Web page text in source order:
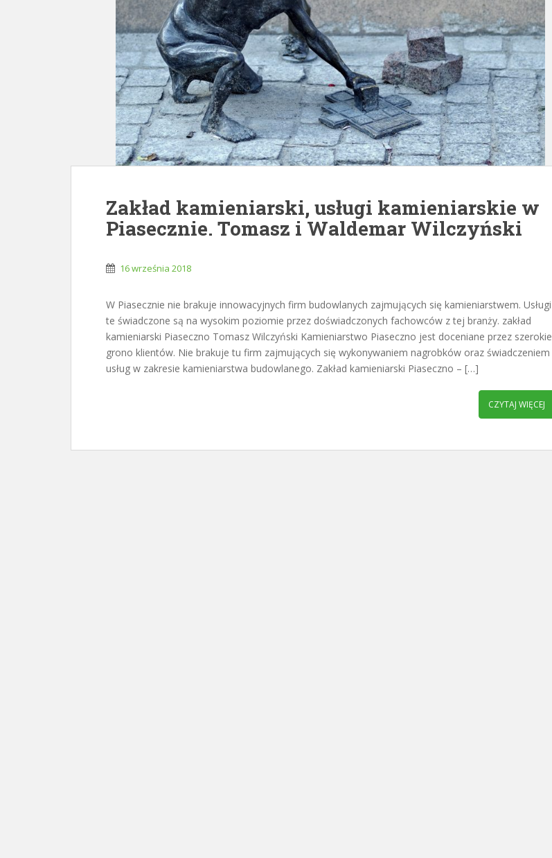
Zakład kamieniarski, usługi kamieniarskie w
Piasecznie. Tomasz i Waldemar Wilczyński
16 września 2018
W Piasecznie nie brakuje innowacyjnych firm budowlanych zajmujących się kamieniarstwem. Usługi
te świadczone są na wysokim poziomie przez doświadczonych fachowców z tej branży. zakład
kamieniarski Piaseczno Tomasz Wilczyński Kamieniarstwo Piaseczno jest doceniane przez szerokie
grono klientów. Nie brakuje tu firm zajmujących się wykonywaniem nagrobków oraz świadczeniem
usług w zakresie kamieniarstwa budowlanego. Zakład kamieniarski Piaseczno – […]
CZYTAJ WIĘCEJ